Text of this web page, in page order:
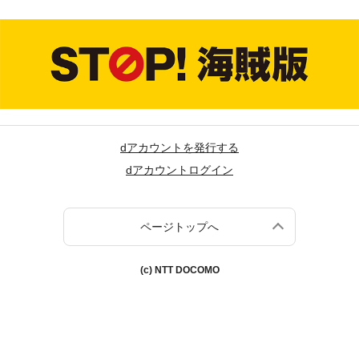
dアカウントを発行する
dアカウントログイン
ページトップへ
(c) NTT DOCOMO